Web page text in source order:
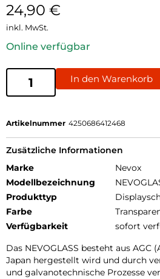
24,90 €
inkl. MwSt.
Online verfügbar
In den Warenkorb
Artikelnummer 4250686412468
Zusätzliche Informationen
Marke
Nevox
Modellbezeichnung
Produkttyp
Farbe
Verfügbarkeit
sofort
Das NEVOGLASS besteht aus AGC
Japan hergestellt wird und durch
und galvanotechnische Prozesse